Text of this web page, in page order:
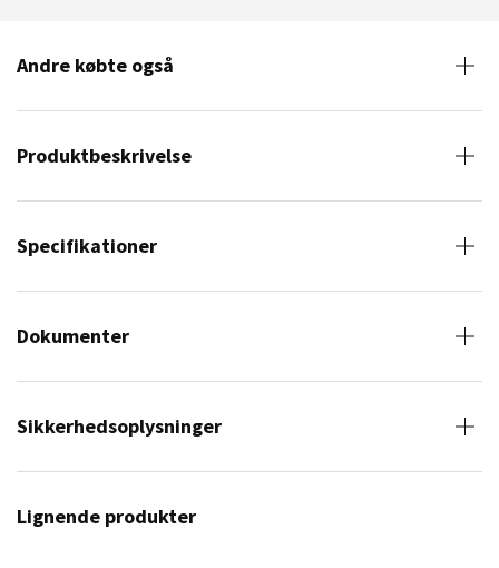
Andre købte også
Produktbeskrivelse
Specifikationer
Dokumenter
Sikkerhedsoplysninger
Lignende produkter